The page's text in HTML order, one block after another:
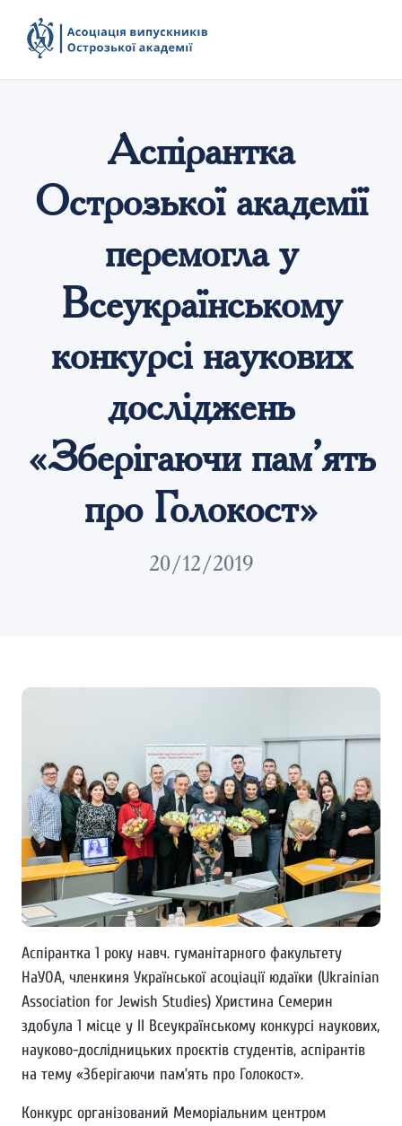
Аспірантка
Острозької академії
перемогла у
Всеукраїнському
конкурсі наукових
досліджень
«Зберігаючи пам’ять
про Голокост»
20/12/2019
Аспірантка 1 року навч. гуманітарного факультету
НаУОА, членкиня Української асоціації юдаїки (Ukrainian
Association for Jewish Studies) Христина Семерин
здобула 1 місце у ІІ Всеукраїнському конкурсі наукових,
науково-дослідницьких проєктів студентів, аспірантів
на тему «Зберігаючи пам’ять про Голокост».
Конкурс організований Меморіальним центром